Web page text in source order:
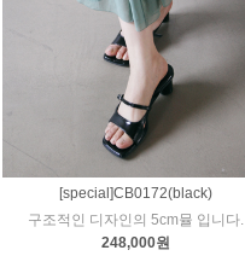
[special]CB0172(black)
구조적인 디자인의 5cm뮬 입니다.
248,000원